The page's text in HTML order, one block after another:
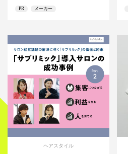
PR メーカー
ヘアスタイル